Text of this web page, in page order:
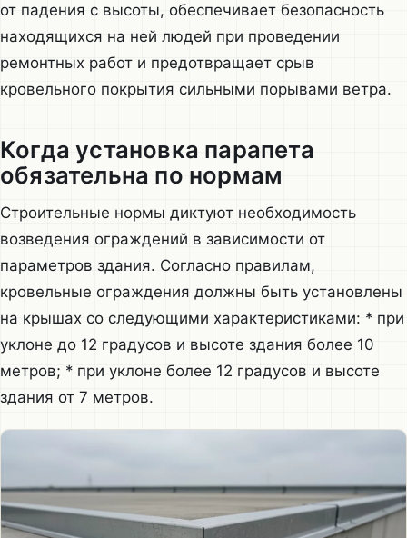
от падения с высоты, обеспечивает безопасность
находящихся на ней людей при проведении
ремонтных работ и предотвращает срыв
кровельного покрытия сильными порывами ветра.
Когда установка парапета
обязательна по нормам
Строительные нормы диктуют необходимость
возведения ограждений в зависимости от
параметров здания. Согласно правилам,
кровельные ограждения должны быть установлены
на крышах со следующими характеристиками: * при
уклоне до 12 градусов и высоте здания более 10
метров; * при уклоне более 12 градусов и высоте
здания от 7 метров.